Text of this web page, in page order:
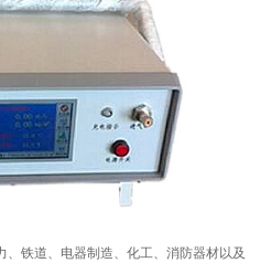
、铁道、电器制造、化工、消防器材以及